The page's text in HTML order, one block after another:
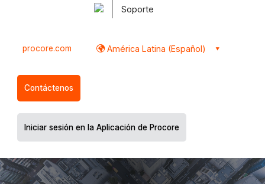
Soporte
procore.com América Latina (Español)
Contáctenos
Iniciar sesión en la Aplicación de Procore